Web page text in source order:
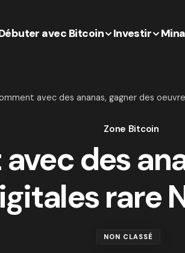
avec Bitcoin Investir
avec des ananas, gagner des
Zone Bitcoin
des
rare
NON CLASSÉ